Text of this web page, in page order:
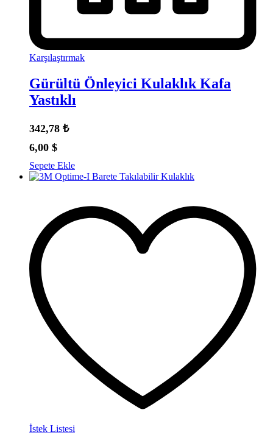
Karşılaştırmak
Gürültü Önleyici Kulaklık Kafa
Yastıklı
342,78 ₺
6,00 $
Sepete Ekle
İstek Listesi